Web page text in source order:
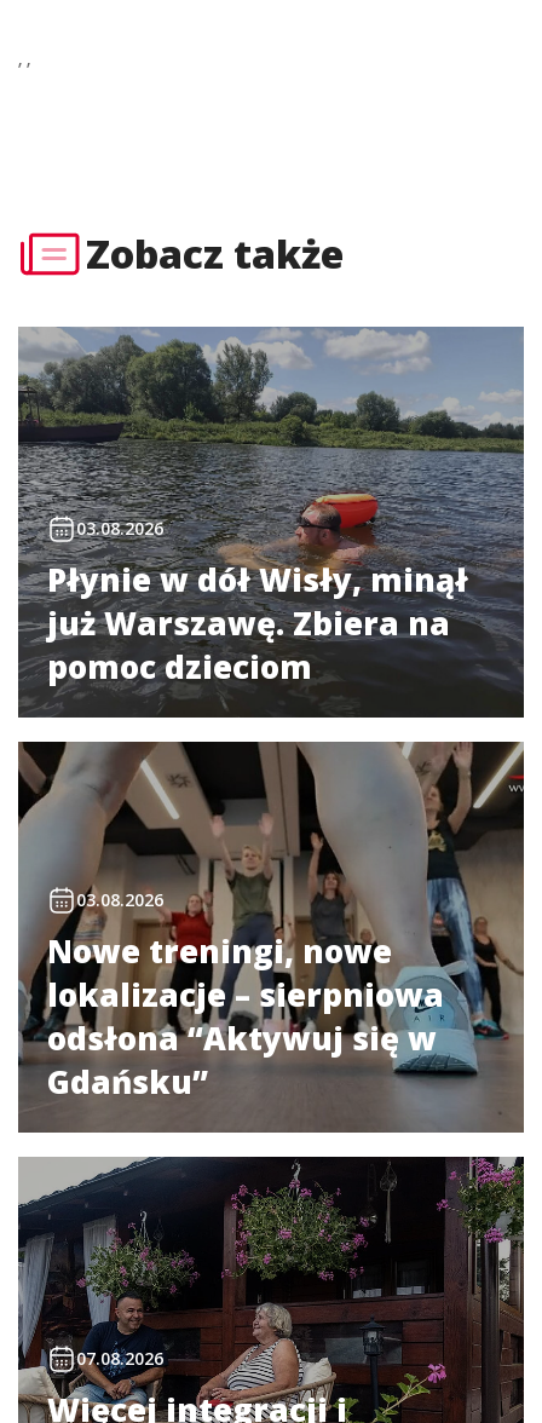
’ ’
Zobacz także
03.08.2026
Płynie w dół Wisły, minął
już Warszawę. Zbiera na
pomoc dzieciom
03.08.2026
Nowe treningi, nowe
lokalizacje – sierpniowa
odsłona “Aktywuj się w
Gdańsku”
07.08.2026
Więcej integracji i